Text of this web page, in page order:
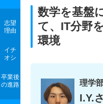
志望
理由
イチ
オシ
卒業後
の進路
数学を基盤
て、IT分野
環境
理学
I.Y.